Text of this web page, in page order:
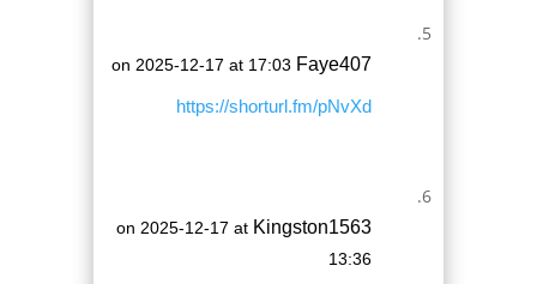
Faye407
on 2025-12-17 at 17:03
https://shorturl.fm/pNvXd
Kingston1563
on 2025-12-17 at
13:36